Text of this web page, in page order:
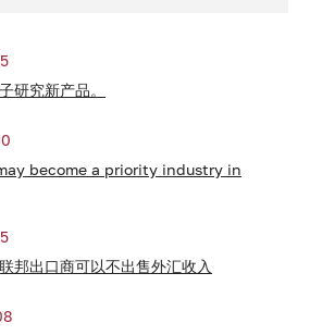
研究新产品。
become a priority industry in
邦出口商可以不出售外汇收入